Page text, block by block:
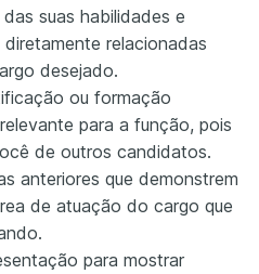
suas habilidades e
relacionadas
desejado.
ou formação
para a função, pois
de outros candidatos.
anteriores que demonstrem
de atuação do cargo que
para mostrar